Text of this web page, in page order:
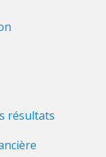
résultats